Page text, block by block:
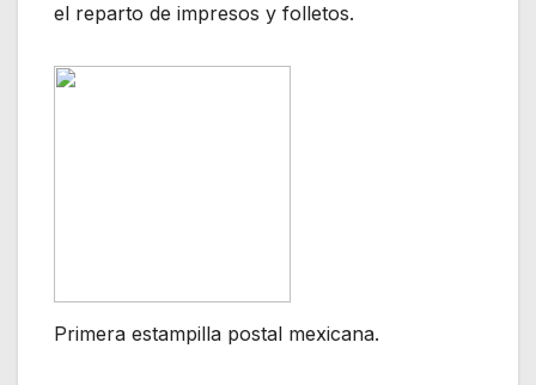
el reparto de impresos y folletos.
Primera estampilla postal mexicana.